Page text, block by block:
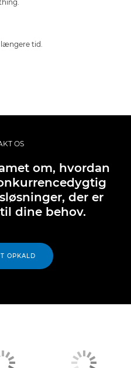
tid.
OS
om, hvordan
der er
dine behov.
OPKALD